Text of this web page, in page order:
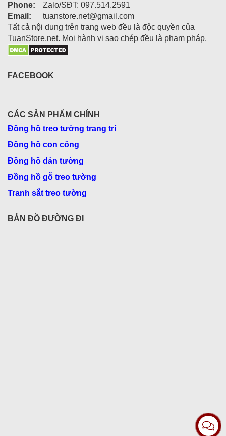
Phone:
Zalo/SĐT: 097.514.2591
Email:
tuanstore.net@gmail.com
Tất cả nội dung trên trang web đều là độc quyền của
TuanStore.net. Mọi hành vi sao chép đều là phạm pháp.
FACEBOOK
CÁC SẢN PHẨM CHÍNH
Đồng hồ treo tường trang trí
Đồng hồ con công
Đồng hồ dán tường
Đồng hồ gỗ treo tường
Tranh sắt treo tường
BẢN ĐỒ ĐƯỜNG ĐI